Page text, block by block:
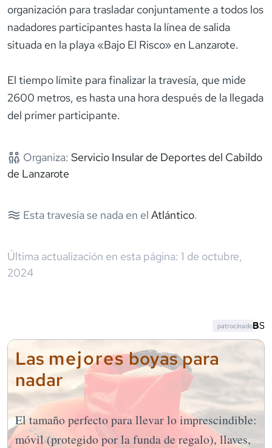
organización para trasladar conjuntamente a todos los
nadadores participantes hasta la línea de salida
situada en la playa «Bajo El Risco» en Lanzarote.
El tiempo límite para finalizar la travesía, que mide
2600 metros, es hasta una hora después de la llegada
del primer participante.
Organiza: Servicio Insular de Deportes del Cabildo
de Lanzarote
Esta travesía se nada en el Atlántico.
Última actualización en esta página: 1 de octubre,
2024
Las mejoresboyas para
nadar
El tamaño perfecto para llevar lo imprescindible:
móvil (protegido por la funda de regalo), llaves,
patrocinado